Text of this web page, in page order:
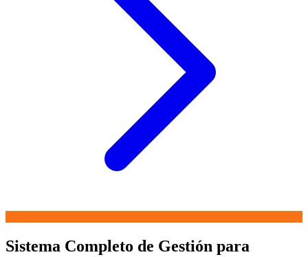
Sistema Completo de Gestión para